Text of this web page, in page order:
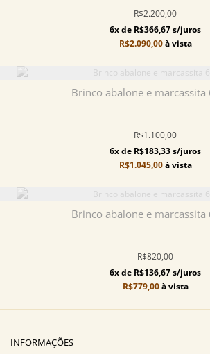
R$2.200,00
6x de R$366,67 s/juros
R$2.090,00à vista
Brinco abalone e marcassita
R$1.100,00
6x de R$183,33 s/juros
R$1.045,00à vista
Brinco abalone e marcassita
R$820,00
6x de R$136,67 s/juros
R$779,00à vista
INFORMAÇÕES